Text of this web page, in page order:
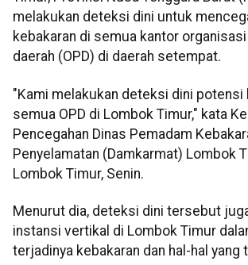
melakukan deteksi dini untuk
kebakaran di semua kantor
daerah (OPD) di daerah setempat.
"Kami melakukan deteksi dini potensi
semua OPD di Lombok Timur," kata
Pencegahan Dinas Pemadam
Penyelamatan (Damkarmat) Lombok
Lombok Timur, Senin.
Menurut dia, deteksi dini tersebut
instansi vertikal di Lombok Timur
terjadinya kebakaran dan hal-hal yang